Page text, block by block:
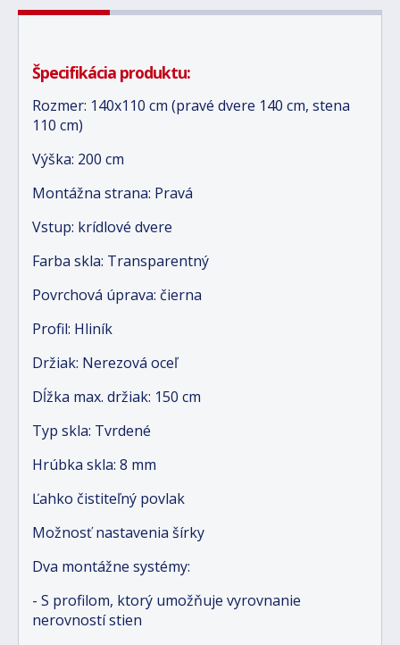
Špecifikácia produktu:
Rozmer: 140x110 cm (pravé dvere 140 cm, stena
110 cm)
Výška: 200 cm
Montážna strana: Pravá
Vstup: krídlové dvere
Farba skla: Transparentný
Povrchová úprava: čierna
Profil: Hliník
Držiak: Nerezová oceľ
Dĺžka max. držiak: 150 cm
Typ skla: Tvrdené
Hrúbka skla: 8 mm
Ľahko čistiteľný povlak
Možnosť nastavenia šírky
Dva montážne systémy:
- S profilom, ktorý umožňuje vyrovnanie
nerovností stien